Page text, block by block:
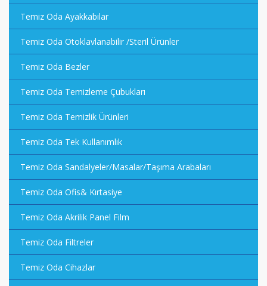
Temiz Oda Ayakkabılar
Temiz Oda Otoklavlanabilir /Steril Ürünler
Temiz Oda Bezler
Temiz Oda Temizleme Çubukları
Temiz Oda Temizlik Ürünleri
Temiz Oda Tek Kullanımlık
Temiz Oda Sandalyeler/Masalar/Taşıma Arabaları
Temiz Oda Ofis& Kırtasiye
Temiz Oda Akrilik Panel Film
Temiz Oda Filtreler
Temiz Oda Cihazlar